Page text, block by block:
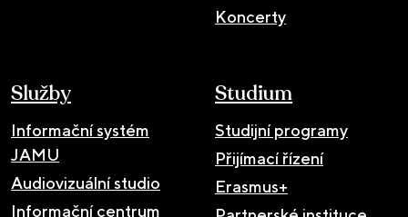
Koncerty
Služby
Informační systém
JAMU
Audiovizuální studio
Informační centrum
Studium
Studijní programy
Přijímací řízení
Erasmus+